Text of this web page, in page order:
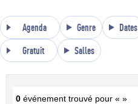
Agenda Genre Dates
Gratuit Salles
0 événement trouvé pour « »